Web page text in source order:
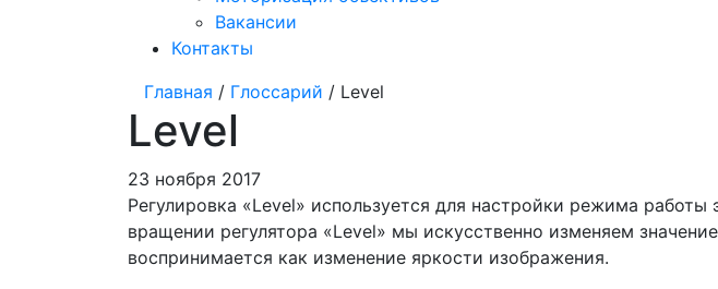
Вакансии
Контакты
Главная / Глоссарий / Level
Level
23 ноября 2017
Регулировка «Level» используется для настройки режима
вращении регулятора «Level» мы искусственно изменяем
воспринимается как изменение яркости изображения.